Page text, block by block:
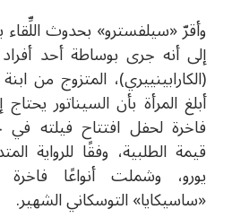
وأقرّ «سيلفسترو» بحدوث اللِّقاء
إلى أنه جرى بوساطة أحد
(الكارابينييري)، المتزوج من
أبلغ المرأة بأن السيناتور
فاخرة لحفل افتتاح فيلته في
قيمة الطلبية، وفقًا للرواية
يورو، وشملت أنواعًا
«ساسيكايا» التوسكاني الشهير.